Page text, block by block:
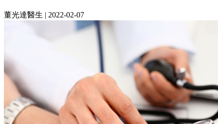
董光達醫生 | 2022-02-07